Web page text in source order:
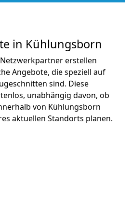
in Kühlungsborn
erstellen
Angebote, die speziell auf
sind. Diese
unabhängig davon, ob
von Kühlungsborn
aktuellen Standorts planen.